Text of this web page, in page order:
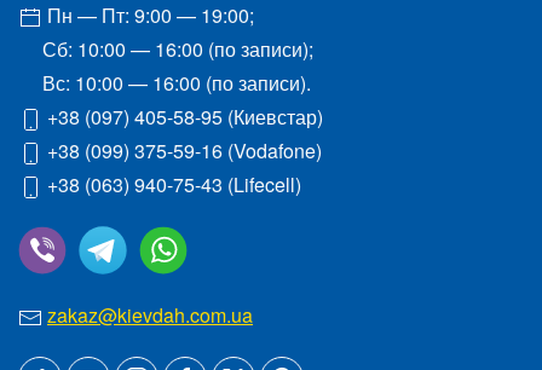
Пн — Пт: 9:00 — 19:00;
Сб: 10:00 — 16:00 (по записи);
Вс: 10:00 — 16:00 (по записи).
+38 (097) 405-58-95 (Киевстар)
+38 (099) 375-59-16 (Vodafone)
+38 (063) 940-75-43 (Lifecell)
zakaz@kievdah.com.ua